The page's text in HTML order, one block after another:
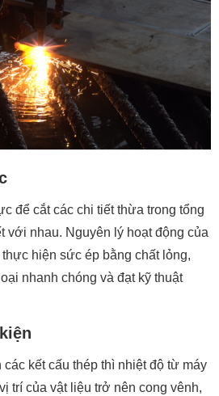
để cắt các chi tiết thừa trong tổng
với nhau. Nguyên lý hoạt động của
hiện sức ép bằng chất lỏng,
nhanh chóng và đạt kỹ thuật
kết cấu thép thì nhiệt độ từ máy
trí của vật liệu trở nên cong vênh,